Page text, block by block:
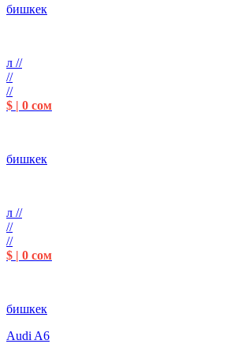
бишкек
л //
//
//
$ | 0 сом
бишкек
л //
//
//
$ | 0 сом
бишкек
Audi A6